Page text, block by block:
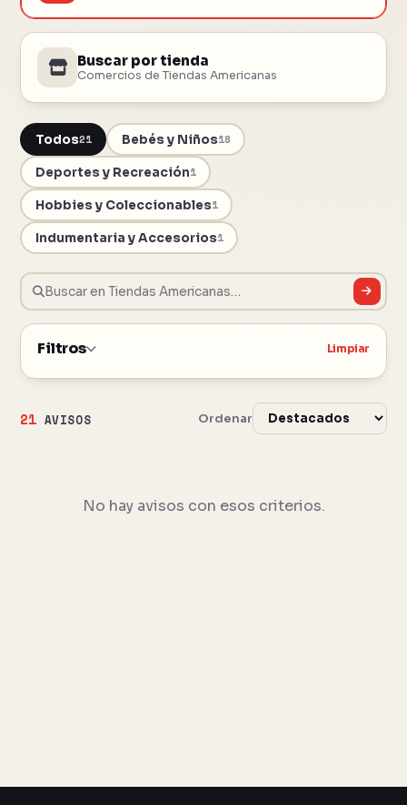
Buscar por tienda
Comercios de Tiendas Americanas
Todos21 Bebés y Niños18
Deportes y Recreación1
Hobbies y Coleccionables1
Indumentaria y Accesorios1
Filtros Limpiar
21 AVISOS Ordenar
No hay avisos con esos criterios.